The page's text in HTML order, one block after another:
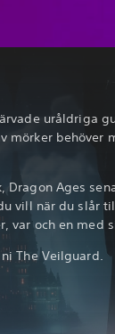
uråldriga
mörker behöver
Dragon Ages
vill när du slår
var och en med
The Veilguard.